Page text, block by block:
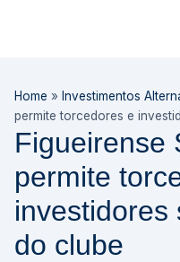
Home » Investimentos
permite torcedores e
Figueirense
permite
investidores
do clube